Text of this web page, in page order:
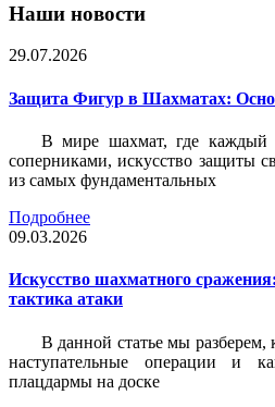
Наши новости
29.07.2026
Защита Фигур в Шахматах:
В мире шахмат, где
соперниками, искусство защиты
из самых фундаментальных
Подробнее
09.03.2026
Искусство шахматного
тактика атаки
В данной статье мы разберем,
наступательные операции и
плацдармы на доске